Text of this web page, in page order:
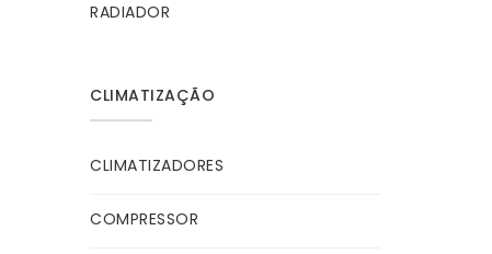
RADIADOR
CLIMATIZAÇÃO
CLIMATIZADORES
COMPRESSOR